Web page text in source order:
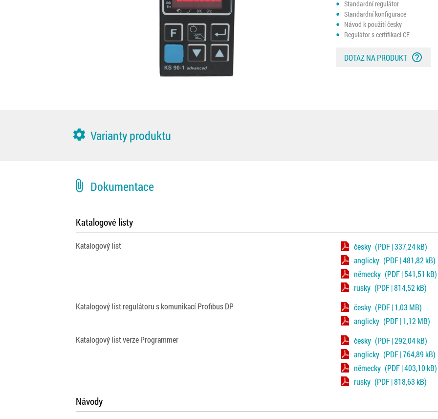
Standardní regulátor
Standardní konfigurace
Návod k použití česky
Regulátor s certifikací CE
DOTAZ NA PRODUKT help_outline
settings Varianty produktu
attach_file Dokumentace
Katalogové listy
Katalogový list česky (PDF | 337,24 kB)
anglicky (PDF | 481,82 kB)
německy (PDF | 541,51 kB)
rusky (PDF | 814,52 kB)
Katalogový list regulátoru s komunikací Profibus DP
česky (PDF | 1,03 MB)
anglicky (PDF | 1,12 MB)
Katalogový list verze Programmer
česky (PDF | 292,04 kB)
anglicky (PDF | 764,89 kB)
německy (PDF | 403,10 kB)
rusky (PDF | 818,63 kB)
Návody